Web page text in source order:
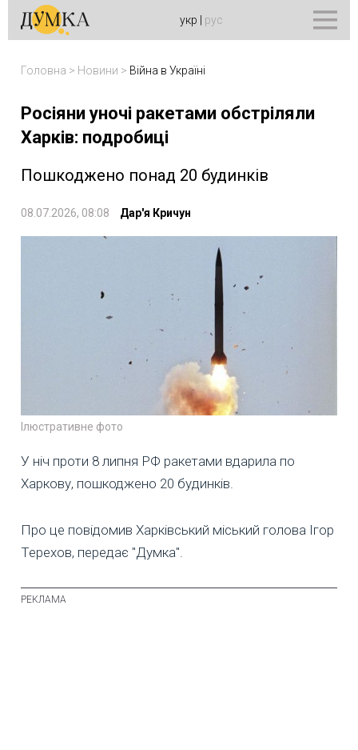
укр рус
Головна > Новини > Війна в Україні
Росіяни уночі ракетами обстріляли
Харків: подробиці
Пошкоджено понад 20 будинків
08.07.2026, 08:08 Дар'я Кричун
Ілюстративне фото
У ніч проти 8 липня РФ ракетами вдарила по
Харкову, пошкоджено 20 будинків.
Про це повідомив Харківський міський голова Ігор
Терехов, передає "Думка".